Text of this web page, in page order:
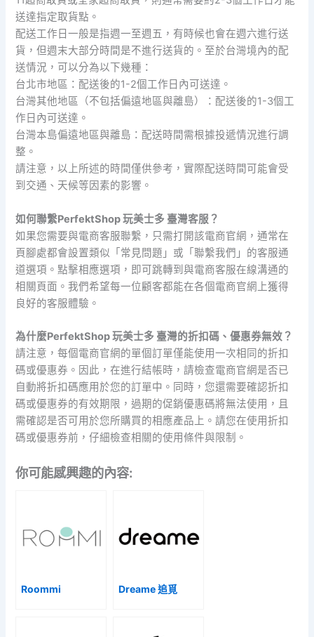
送達指定取貨點。
配送工作日一般是指週一至週五，有時候也會在週六進行送
貨，但週末大部分時間是不進行送貨的。至於台灣境內的配
送情況，可以分為以下幾種：
台北市地區：配送後的1-2個工作日內可送達。
台灣其他地區（不包括偏遠地區與離島）：配送後的1-3個工
作日內可送達。
台灣本島偏遠地區與離島：配送時間需根據投遞情況進行調
整。
請注意，以上所述的時間僅供參考，實際配送時間可能會受
到交通、天候等因素的影響。
如何聯繫PerfektShop 玩美士多 臺灣客服？
如果您需要與電商客服聯繫，只需打開該電商官網，通常在
頁腳處都會設置類似「常見問題」或「聯繫我們」的客服通
道選項。點擊相應選項，即可跳轉到與電商客服在線溝通的
相關頁面。我們希望每一位顧客都能在各個電商官網上獲得
良好的客服體驗。
為什麼PerfektShop 玩美士多 臺灣的折扣碼、優惠券無效？
請注意，每個電商官網的單個訂單僅能使用一次相同的折扣
碼或優惠券。因此，在進行結帳時，請檢查電商官網是否已
自動將折扣碼應用於您的訂單中。同時，您還需要確認折扣
碼或優惠券的有效期限，過期的促銷優惠碼將無法使用，且
需確認是否可用於您所購買的相應產品上。請您在使用折扣
碼或優惠券前，仔細檢查相關的使用條件與限制。
你可能感興趣的內容:
Roommi Dreame 追覓